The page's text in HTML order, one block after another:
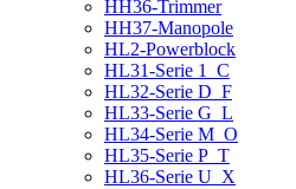
HH36-Trimmer
HH37-Manopole
HL2-Powerblock
HL31-Serie 1_C
HL32-Serie D_F
HL33-Serie G_L
HL34-Serie M_O
HL35-Serie P_T
HL36-Serie U_X